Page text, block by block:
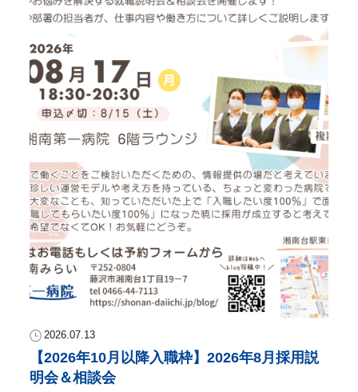
2026.07.13
【2026年10月以降入職枠】2026年8月採用説
明会＆相談会